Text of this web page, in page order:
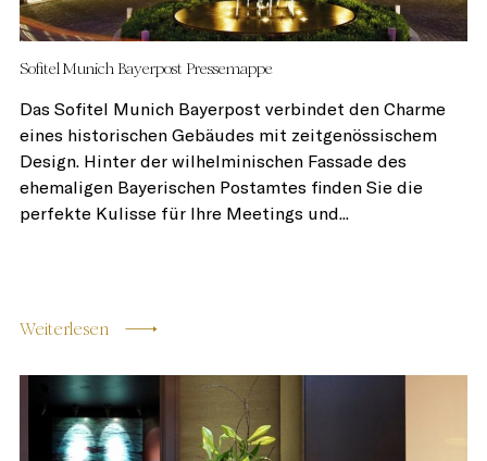
Sofitel Munich Bayerpost Pressemappe
Das Sofitel Munich Bayerpost verbindet den Charme
eines historischen Gebäudes mit zeitgenössischem
Design. Hinter der wilhelminischen Fassade des
ehemaligen Bayerischen Postamtes finden Sie die
perfekte Kulisse für Ihre Meetings und...
Weiterlesen